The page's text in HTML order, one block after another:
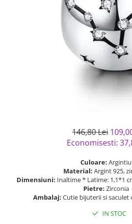
Bijuterii argint placat cu aur
Bijuterii argint cu diverse
Bijuterii argint cu murano
Bijuterii gotice si rock
Bijuterii Handmade
Solutii si lavete de curatare
146,80 Lei
Economisesti:
Culoare: Argintiu
Material: Argint 925,
Dimensiuni: Inaltime * Latime: 1,1*1
Pietre: Zirconia
Ambalaj: Cutie bijuterii si saculet
IN STOC